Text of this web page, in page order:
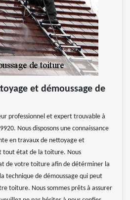
et démoussage de
professionnel et expert trouvable à
Nous disposons une connaissance
en travaux de nettoyage et
tout état de la toiture. Nous
de votre toiture afin de détérminer la
technique de démoussage qui peut
toiture. Nous sommes prêts à assurer